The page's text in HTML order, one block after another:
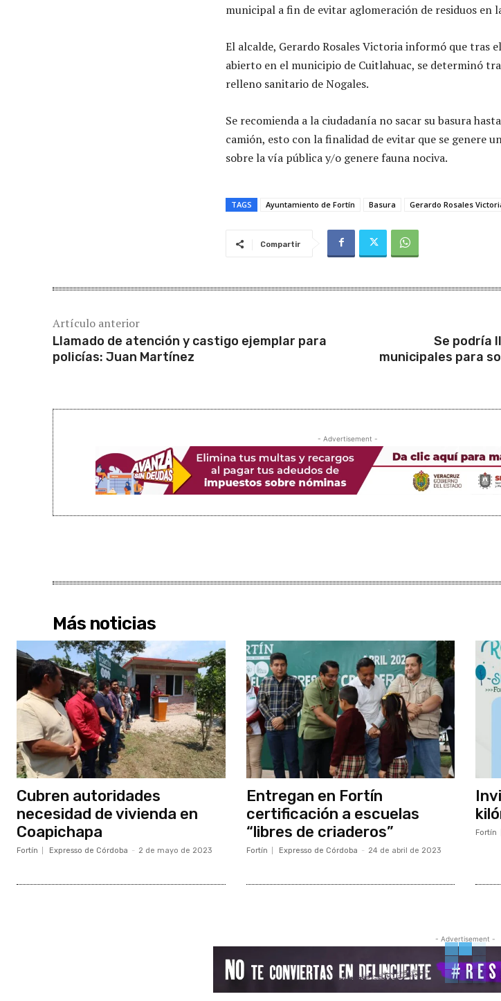
municipal a fin de evitar aglomeración de residuos en
El alcalde, Gerardo Rosales Victoria informó que tras
abierto en el municipio de Cuitlahuac, se determinó
relleno sanitario de Nogales.
Se recomienda a la ciudadanía no sacar su basura
camión, esto con la finalidad de evitar que se genere
sobre la vía pública y/o genere fauna nociva.
TAGS Ayuntamiento de Fortín Basura Gerardo Rosales
Compartir
Artículo anterior
Llamado de atención y castigo ejemplar para
policías: Juan Martínez
Se podría
municipales para
- Advertisement -
Más noticias
Cubren autoridades
necesidad de vivienda en
Coapichapa
Fortín Expresso de Córdoba - 2 de mayo de 2023
Entregan en Fortín
certificación a escuelas
“libres de criaderos”
Fortín Expresso de Córdoba - 24 de abril de 2023
Fortín
- Advertisement -